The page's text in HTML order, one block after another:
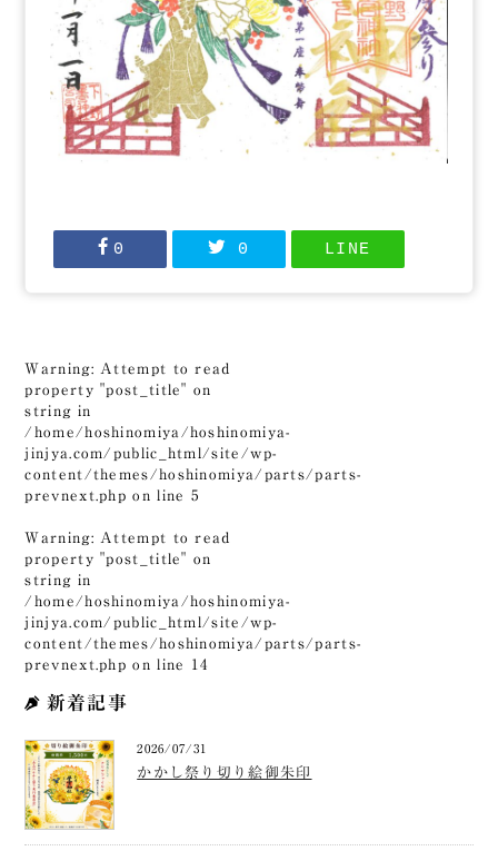
0 0 LINE
Warning: Attempt to read
property "post_title" on
string in
/home/hoshinomiya/hoshinomiya-
jinjya.com/public_html/site/wp-
content/themes/hoshinomiya/parts/parts-
prevnext.php on line 5
Warning: Attempt to read
property "post_title" on
string in
/home/hoshinomiya/hoshinomiya-
jinjya.com/public_html/site/wp-
content/themes/hoshinomiya/parts/parts-
prevnext.php on line 14
新着記事
2026/07/31
かかし祭り切り絵御朱印